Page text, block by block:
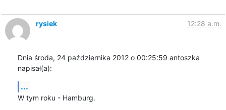
rysiek 12:28 a.m.
Dnia środa, 24 października 2012 o 00:25:59 antoszka
napisał(a):
...
W tym roku - Hamburg.